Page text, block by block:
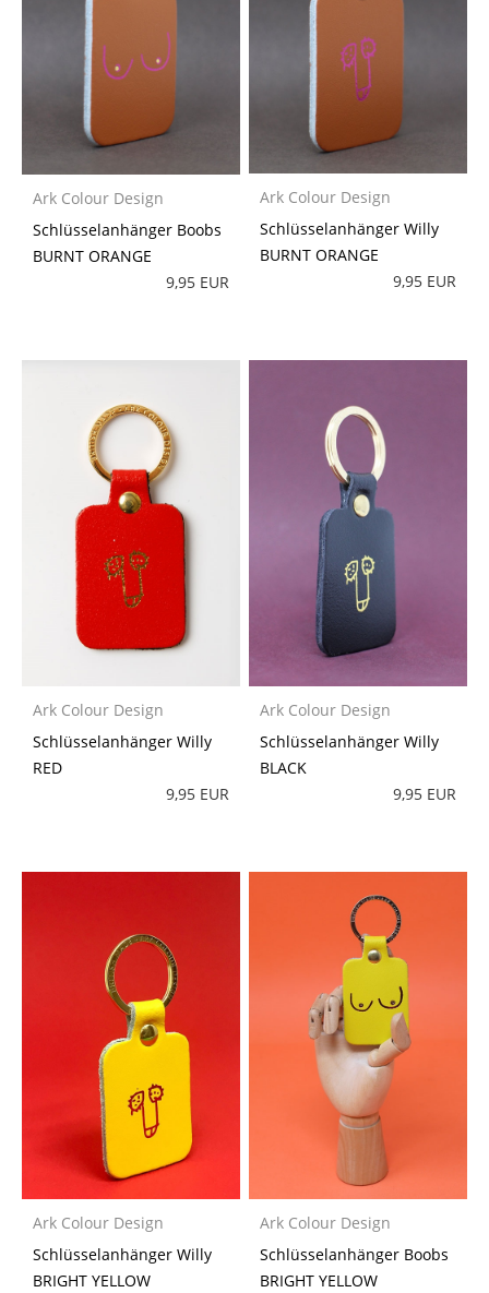
Ark Colour Design
Schlüsselanhänger Boobs
BURNT ORANGE
9,95 EUR
Ark Colour Design
Schlüsselanhänger Willy
BURNT ORANGE
9,95 EUR
Ark Colour Design
Schlüsselanhänger Willy
RED
9,95 EUR
Ark Colour Design
Schlüsselanhänger Willy
BLACK
9,95 EUR
Ark Colour Design
Schlüsselanhänger Willy
BRIGHT YELLOW
Ark Colour Design
Schlüsselanhänger Boobs
BRIGHT YELLOW